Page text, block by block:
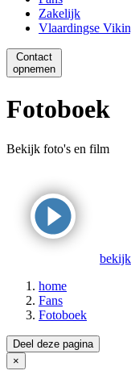
Zakelijk
Vlaardingse
Contact
opnemen
Fotoboek
Bekijk foto's en film
home
Fans
Fotoboek
Deel deze pagina
×
Close